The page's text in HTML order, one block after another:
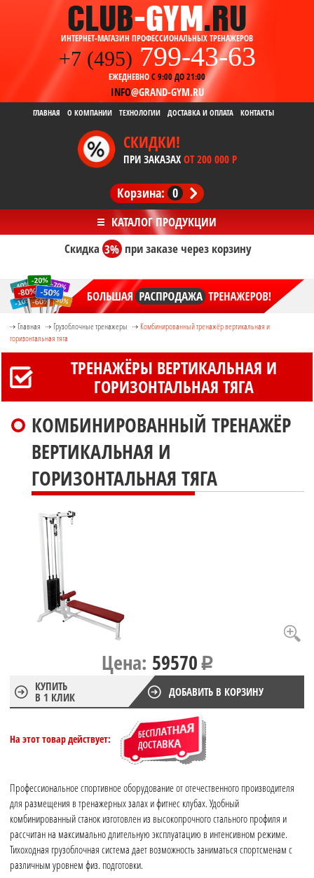
ИНТЕРНЕТ-МАГАЗИН ПРОФЕССИОНАЛЬНЫХ ТРЕНАЖЕРОВ
+7 (495) 799-43-63
ЕЖЕДНЕВНОС 9:00 ДО 21:00
INFO@GRAND-GYM.RU
ГЛАВНАЯ О КОМПАНИИ ТЕХНОЛОГИИ ДОСТАВКА И ОПЛАТА КОНТАКТЫ
СКИДКИ!
ПРИ ЗАКАЗАХ ОТ 200 000 Р
Корзина: 0
Скидка3% при заказечерез корзину
Главная Грузоблочные тренажеры
Комбинированный тренажёр вертикальная и
горизонтальная тяга
ТРЕНАЖЁРЫ ВЕРТИКАЛЬНАЯ И
ГОРИЗОНТАЛЬНАЯ ТЯГА
КОМБИНИРОВАННЫЙ ТРЕНАЖЁР
ВЕРТИКАЛЬНАЯ И
ГОРИЗОНТАЛЬНАЯ ТЯГА
Цена: 59570
КУПИТЬ
В 1 КЛИК
ДОБАВИТЬ В КОРЗИНУ
На этот товар действует:
Профессиональное спортивное оборудование от отечественного производителя
для размещения в тренажерных залах и фитнес клубах. Удобный
комбинированный станок изготовлен из высокопрочного стального профиля и
рассчитан на максимально длительную эксплуатацию в интенсивном режиме.
Тихоходная грузоблочная система дает возможность заниматься спортсменам с
различным уровнем физ. подготовки.